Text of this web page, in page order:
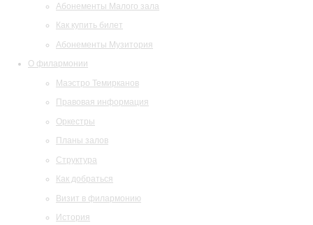
Абонементы Малого зала
Как купить билет
Абонементы Музитория
О филармонии
Маэстро Темирканов
Правовая информация
Оркестры
Планы залов
Структура
Как добраться
Визит в филармонию
История